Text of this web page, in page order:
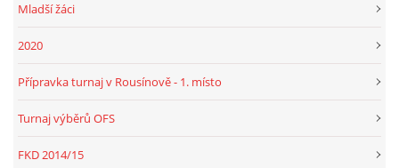
Mladší žáci
2020
Přípravka turnaj v Rousínově - 1. místo
Turnaj výběrů OFS
FKD 2014/15